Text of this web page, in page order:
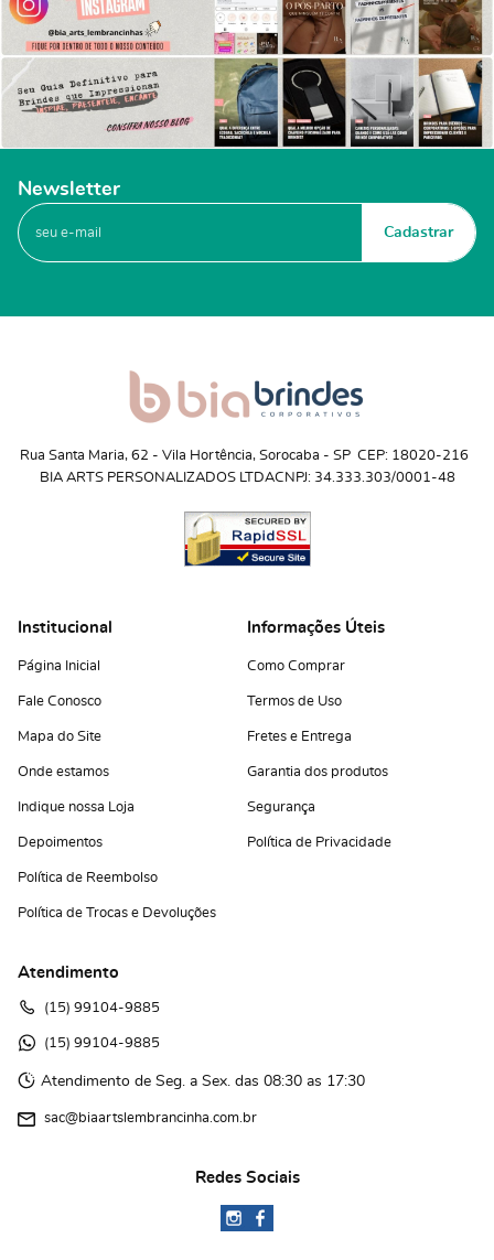
Newsletter
Cadastrar
Rua Santa Maria, 62 - Vila Hortência, Sorocaba - SP CEP: 18020-216
BIA ARTS PERSONALIZADOS LTDACNPJ: 34.333.303/0001-48
Institucional
Página Inicial
Fale Conosco
Mapa do Site
Onde estamos
Indique nossa Loja
Depoimentos
Política de Reembolso
Política de Trocas e Devoluções
Informações Úteis
Como Comprar
Termos de Uso
Fretes e Entrega
Garantia dos produtos
Segurança
Política de Privacidade
Atendimento
(15) 99104-9885
(15) 99104-9885
Atendimento de Seg. a Sex. das 08:30 as 17:30
sac@biaartslembrancinha.com.br
Redes Sociais